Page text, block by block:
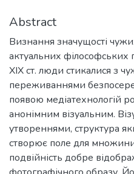
Abstract
Визнання значущості
актуальних
XIX ст. люди стикалися з
переживаннями
появою медіатехнологій
анонімним візуальним.
утвореннями, структура
створює поле для множини
подвійність добре